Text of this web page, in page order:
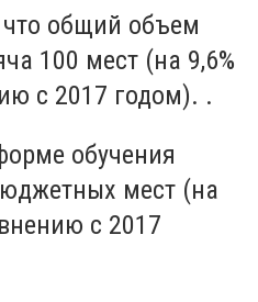
что общий объем
100 мест (на 9,6%
с 2017 годом). .
обучения
мест (на
с 2017